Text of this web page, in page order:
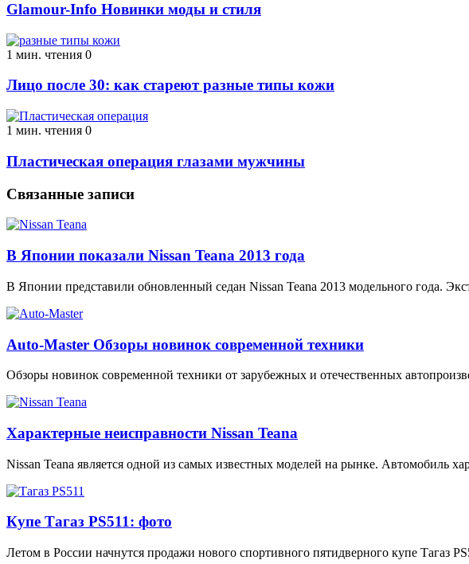
Glamour-Info Новинки моды и стиля
1 мин. чтения 0
Лицо после 30: как стареют разные типы кожи
1 мин. чтения 0
Пластическая операция глазами мужчины
Связанные записи
В Японии показали Nissan Teana 2013 года
В Японии представили обновленный седан Nissan Teana 2013 модельного года.
Auto-Master Обзоры новинок современной техники
Обзоры новинок современной техники от зарубежных и отечественных
Характерные неисправности Nissan Teana
Nissan Teana является одной из самых известных моделей на рынке. Автомобиль
Купе Тагаз PS511: фото
Летом в России начнутся продажи нового спортивного пятидверного купе Тагаз